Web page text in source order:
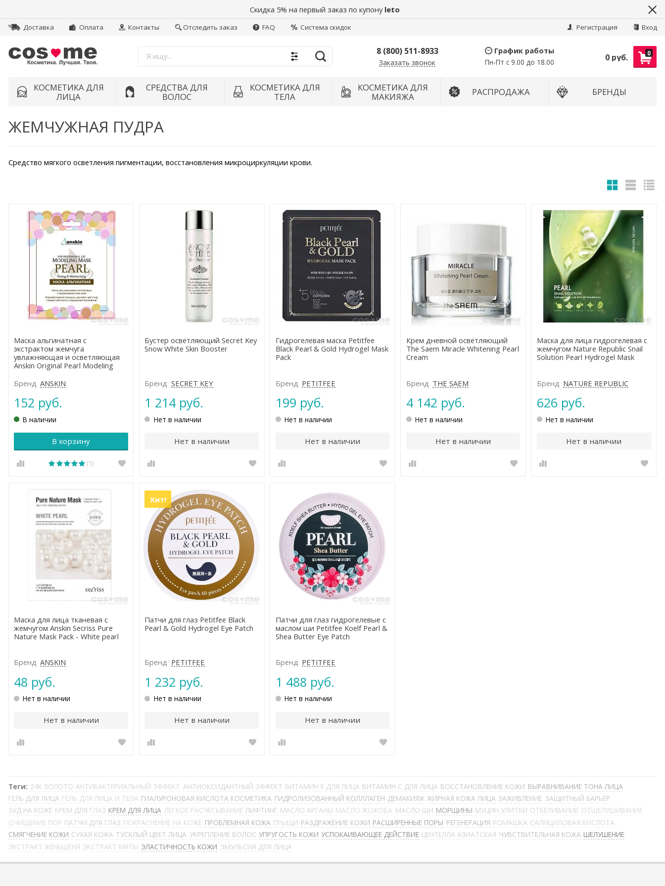
Скидка 5% на первый заказ по купону leto
Доставка Оплата Контакты Отследить заказ FAQ Система скидок Регистрация Вход
Найти
8 (800) 511-8933
Заказать звонок
График работы
Пн-Пт с 9.00 до 18.00
0
0 руб.
КОСМЕТИКА ДЛЯ
ЛИЦА
СРЕДСТВА ДЛЯ
ВОЛОС
КОСМЕТИКА ДЛЯ
ТЕЛА
КОСМЕТИКА ДЛЯ
МАКИЯЖА
РАСПРОДАЖА БРЕНДЫ
ЖЕМЧУЖНАЯ ПУДРА
Средство мягкого осветления пигментации, восстановления микроциркуляции крови.
Маска альгинатная с
экстрактом жемчуга
увлажняющая и осветляющая
Anskin Original Pearl Modeling
Бренд ANSKIN
152 руб.
В наличии
В корзину
(1)
Бустер осветляющий Secret Key
Snow White Skin Booster
Бренд SEСRET KEY
1 214 руб.
Нет в наличии
Нет в наличии
Гидрогелевая маска Petitfee
Black Pearl & Gold Hydrogel Mask
Pack
Бренд PETITFEE
199 руб.
Нет в наличии
Нет в наличии
Крем дневной осветляющий
The Saem Miracle Whitening Pearl
Cream
Бренд THE SAEM
4 142 руб.
Нет в наличии
Нет в наличии
Маска для лица гидрогелевая с
жемчугом Nature Republic Snail
Solution Pearl Hydrogel Mask
Бренд NATURE REPUBLIC
626 руб.
Нет в наличии
Нет в наличии
Маска для лица тканевая с
жемчугом Anskin Secriss Pure
Nature Mask Pack - White pearl
Бренд ANSKIN
48 руб.
Нет в наличии
Нет в наличии
Хит!
Патчи для глаз Petitfee Black
Pearl & Gold Hydrogel Eye Patch
Бренд PETITFEE
1 232 руб.
Нет в наличии
Нет в наличии
Патчи для глаз гидрогелевые с
маслом ши Petitfee Koelf Pearl &
Shea Butter Eye Patch
Бренд PETITFEE
1 488 руб.
Нет в наличии
Нет в наличии
Теги: 24К ЗОЛОТО АНТИБАКТЕРИАЛЬНЫЙ ЭФФЕКТ АНТИОКСИДАНТНЫЙ ЭФФЕКТ ВИТАМИН Е ДЛЯ ЛИЦА ВИТАМИН С ДЛЯ ЛИЦА ВОССТАНОВЛЕНИЕ КОЖИ ВЫРАВНИВАНИЕ ТОНА ЛИЦА
ГЕЛЬ ДЛЯ ЛИЦА ГЕЛЬ ДЛЯ ЛИЦА И ТЕЛА ГИАЛУРОНОВАЯ КИСЛОТА КОСМЕТИКА ГИДРОЛИЗОВАННЫЙ КОЛЛЛАГЕН ДЕМАКИЯЖ ЖИРНАЯ КОЖА ЛИЦА ЗАЖИВЛЕНИЕ ЗАЩИТНЫЙ БАРЬЕР
ЗУД НА КОЖЕ КРЕМ ДЛЯ ГЛАЗ КРЕМ ДЛЯ ЛИЦА ЛЕГКОЕ РАСЧЕСЫВАНИЕ ЛИФТИНГ МАСЛО АРГАНЫ МАСЛО ЖОЖОБА МАСЛО ШИ МОРЩИНЫ МУЦИН УЛИТКИ ОТБЕЛИВАНИЕ ОТШЕЛУШИВАНИЕ
ОЧИЩЕНИЕ ПОР ПАТЧИ ДЛЯ ГЛАЗ ПОКРАСНЕНИЕ НА КОЖЕ ПРОБЛЕМНАЯ КОЖА ПРЫЩИ РАЗДРАЖЕНИЕ КОЖИ РАСШИРЕННЫЕ ПОРЫ РЕГЕНЕРАЦИЯ РОМАШКА САЛИЦИЛОВАЯ КИСЛОТА
СМЯГЧЕНИЕ КОЖИ СУХАЯ КОЖА ТУСКЛЫЙ ЦВЕТ ЛИЦА УКРЕПЛЕНИЕ ВОЛОС УПРУГОСТЬ КОЖИ УСПОКАИВАЮЩЕЕ ДЕЙСТВИЕ ЦЕНТЕЛЛА АЗИАТСКАЯ ЧУВСТВИТЕЛЬНАЯ КОЖА ШЕЛУШЕНИЕ
ЭКСТРАКТ ЖЕНЬШЕНЯ ЭКСТРАКТ МЯТЫ ЭЛАСТИЧНОСТЬ КОЖИ ЭМУЛЬСИЯ ДЛЯ ЛИЦА